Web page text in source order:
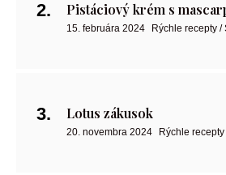
Pistáciový krém s
15. februára 2024 Rýchle recepty /
Lotus zákusok
20. novembra 2024 Rýchle